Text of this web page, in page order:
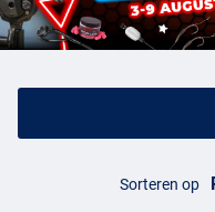
Sorteren op